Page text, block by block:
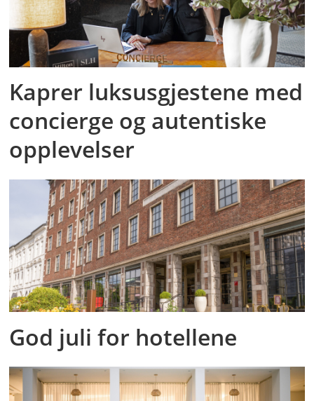
Kaprer luksusgjestene med
concierge og autentiske
opplevelser
God juli for hotellene